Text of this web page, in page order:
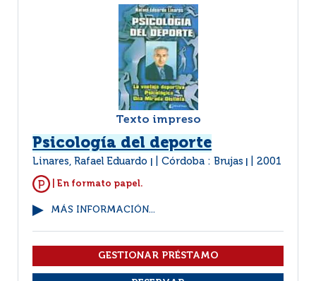
Texto impreso
Psicología del deporte
Linares, Rafael Eduardo Córdoba : Brujas 2001
| En formato papel.
MÁS INFORMACIÓN...